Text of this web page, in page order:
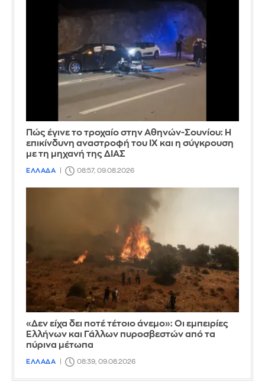
Πώς έγινε το τροχαίο στην Αθηνών-Σουνίου: Η
επικίνδυνη αναστροφή του ΙΧ και η σύγκρουση
με τη μηχανή της ΔΙΑΣ
ΕΛΛΑΔΑ 08:57, 09.08.2026
«Δεν είχα δει ποτέ τέτοιο άνεμο»: Οι εμπειρίες
Ελλήνων και Γάλλων πυροσβεστών από τα
πύρινα μέτωπα
ΕΛΛΑΔΑ 08:39, 09.08.2026